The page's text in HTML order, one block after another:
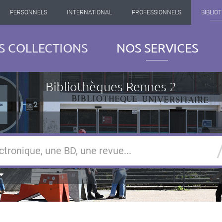
PERSONNELS INTERNATIONAL PROFESSIONNELS
COLLECTIONS NOS SERVICES
Bibliothèques Rennes 2